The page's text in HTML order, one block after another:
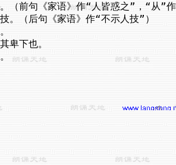
（前句《家语》作“人皆惑之”，“从”
。（后句《家语》作“不示人技”）
卑下也。